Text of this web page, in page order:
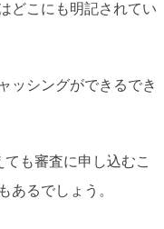
どこにも明記されてい
ッシングができるでき
も審査に申し込むこ
あるでしょう。